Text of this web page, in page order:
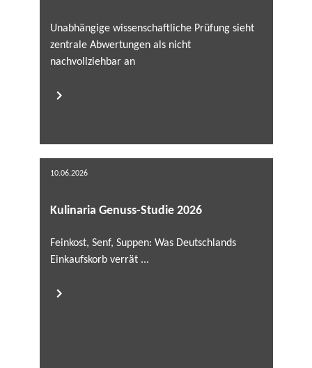
Unabhängige wissenschaftliche Prüfung sieht
zentrale Abwertungen als nicht
nachvollziehbar an
10.06.2026
Kulinaria Genuss-Studie 2026
Feinkost, Senf, Suppen: Was Deutschlands
Einkaufskorb verrät ...